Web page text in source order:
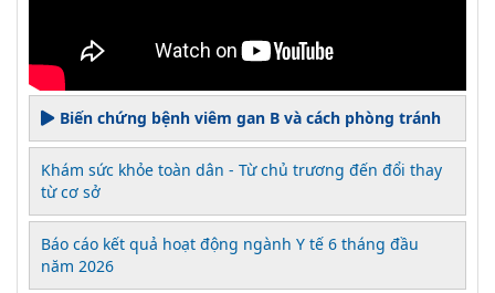
Biến chứng bệnh viêm gan B và cách phòng tránh
Khám sức khỏe toàn dân - Từ chủ trương đến đổi thay
từ cơ sở
Báo cáo kết quả hoạt động ngành Y tế 6 tháng đầu
năm 2026